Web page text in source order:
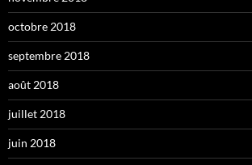
octobre 2018
septembre 2018
août 2018
juillet 2018
juin 2018